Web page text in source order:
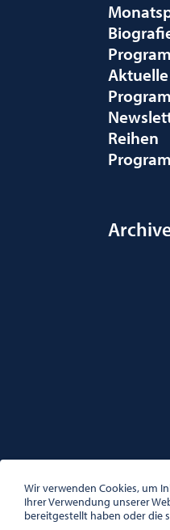
Reihen
PALAIS
TEL. + 43 1 533
Wir verwenden Cookies, um
Ihrer Verwendung unserer
bereitgestellt haben oder die